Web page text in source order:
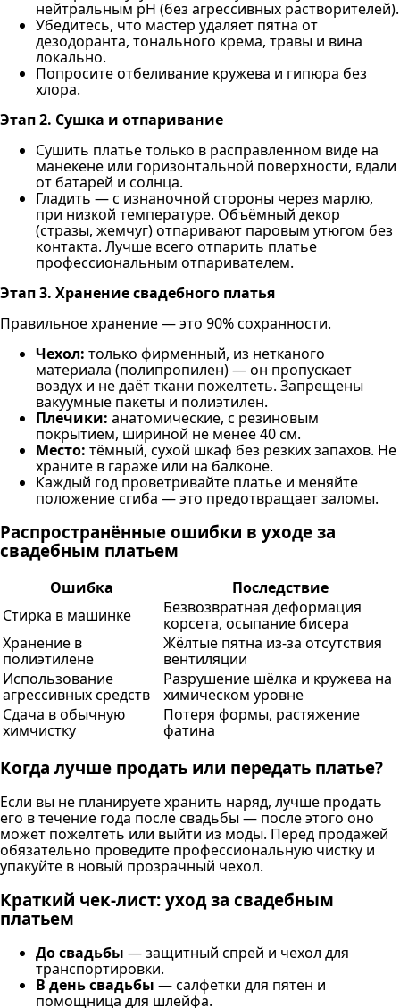
нейтральным pH (без агрессивных растворителей).
Убедитесь, что мастер удаляет пятна от
дезодоранта, тонального крема, травы и вина
локально.
Попросите отбеливание кружева и гипюра без
хлора.
Этап 2. Сушка и отпаривание
Сушить платье только в расправленном виде на
манекене или горизонтальной поверхности, вдали
от батарей и солнца.
Гладить — с изнаночной стороны через марлю,
при низкой температуре. Объёмный декор
(стразы, жемчуг) отпаривают паровым утюгом без
контакта. Лучше всего отпарить платье
профессиональным отпаривателем.
Этап 3. Хранение свадебного платья
Правильное хранение — это 90% сохранности.
Чехол: только фирменный, из нетканого
материала (полипропилен) — он пропускает
воздух и не даёт ткани пожелтеть. Запрещены
вакуумные пакеты и полиэтилен.
Плечики: анатомические, с резиновым
покрытием, шириной не менее 40 см.
Место: тёмный, сухой шкаф без резких запахов. Не
храните в гараже или на балконе.
Каждый год проветривайте платье и меняйте
положение сгиба — это предотвращает заломы.
Распространённые ошибки в уходе за
свадебным платьем
Ошибка
Последствие
Стирка в машинке
Безвозвратная деформация
корсета, осыпание бисера
Хранение в
полиэтилене
Жёлтые пятна из-за отсутствия
вентиляции
Использование
агрессивных средств
Разрушение шёлка и кружева на
химическом уровне
Сдача в обычную
химчистку
Потеря формы, растяжение
фатина
Когда лучше продать или передать платье?
Если вы не планируете хранить наряд, лучше продать
его в течение года после свадьбы — после этого оно
может пожелтеть или выйти из моды. Перед продажей
обязательно проведите профессиональную чистку и
упакуйте в новый прозрачный чехол.
Краткий чек-лист: уход за свадебным
платьем
До свадьбы — защитный спрей и чехол для
транспортировки.
В день свадьбы — салфетки для пятен и
помощница для шлейфа.